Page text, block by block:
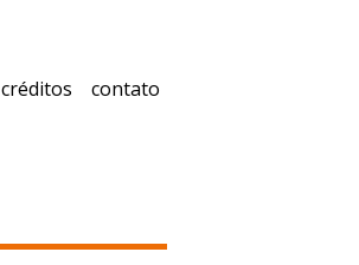
créditos contato